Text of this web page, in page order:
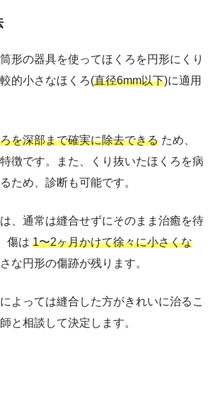
形の器具を使ってほくろを円形にくり
的小さなほくろ(直径6mm以下)に適用
を深部まで確実に除去できる ため、
徴です。また、くり抜いたほくろを病
ため、診断も可能です。
、通常は縫合せずにそのまま治癒を待
傷は 1〜2ヶ月かけて徐々に小さくな
な円形の傷跡が残ります。
よっては縫合した方がきれいに治るこ
と相談して決定します。